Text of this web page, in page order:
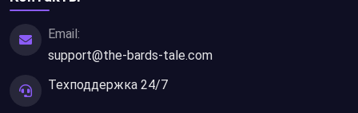
Email:
support@the-bards-tale.com
Техподдержка 24/7